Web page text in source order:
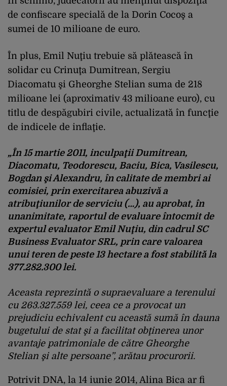
de confiscare specială de la Dorin Cocoş a
sumei de 10 milioane de euro.
În plus, Emil Nuţiu trebuie să plătească în
solidar cu Crinuţa Dumitrean, Sergiu
Diacomatu şi Gheorghe Stelian suma de 218
milioane lei (aproximativ 43 milioane euro), cu
titlu de despăgubiri civile, actualizată în funcţie
de indicele de inflaţie.
„În 15 martie 2011, inculpaţii Dumitrean,
Diacomatu, Teodorescu, Baciu, Bica, Vasilescu,
Bogdan şi Alexandru, în calitate de membri ai
comisiei, prin exercitarea abuzivă a
atribuţiunilor de serviciu (…), au aprobat, în
unanimitate, raportul de evaluare întocmit de
expertul evaluator Emil Nuţiu, din cadrul SC
Business Evaluator SRL, prin care valoarea
unui teren de peste 13 hectare a fost stabilită la
377.282.300 lei.
Aceasta reprezintă o supraevaluare a terenului
cu 263.327.559 lei, ceea ce a provocat un
prejudiciu echivalent cu această sumă în dauna
bugetului de stat şi a facilitat obţinerea unor
avantaje patrimoniale de către Gheorghe
Stelian şi alte persoane”, arătau procurorii.
Potrivit DNA, la 14 iunie 2014, Alina Bica ar fi